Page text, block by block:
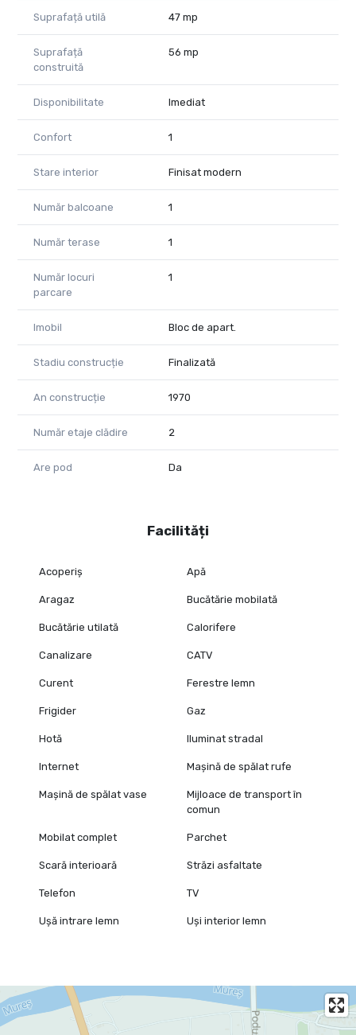
Suprafață utilă 47 mp
Suprafață
construită
56 mp
Disponibilitate Imediat
Confort 1
Stare interior Finisat modern
Număr balcoane 1
Număr terase 1
Număr locuri
parcare
1
Imobil Bloc de apart.
Stadiu construcție Finalizată
An construcție 1970
Număr etaje clădire 2
Are pod Da
Facilități
Acoperiș Apă
Aragaz Bucătărie mobilată
Bucătărie utilată Calorifere
Canalizare CATV
Curent Ferestre lemn
Frigider Gaz
Hotă Iluminat stradal
Internet Mașină de spălat rufe
Mașină de spălat vase
Mijloace de transport în
comun
Mobilat complet Parchet
Scară interioară Străzi asfaltate
Telefon TV
Ușă intrare lemn Uși interior lemn